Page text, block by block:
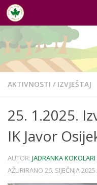
Skip to content
AKTIVNOSTI / IZVJEŠTAJ
25. 1.2025.
IK Javor
AUTOR: JADRANKA KOKOLARI
AŽURIRANO 26. SIJEČNJA 2025.